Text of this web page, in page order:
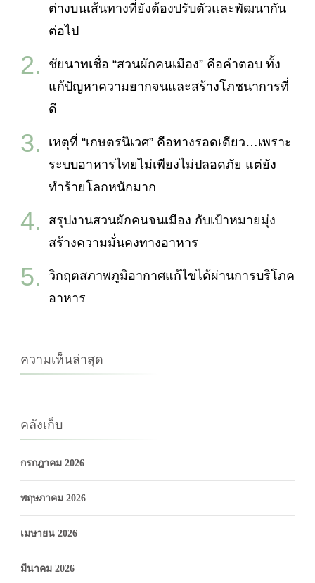
ต่างบนเส้นทางที่ยังต้องปรับตัวและพัฒนากัน
ต่อไป
ชัยนาทเชื่อ “สวนผักคนเมือง” คือคำตอบ ทั้ง
แก้ปัญหาความยากจนและสร้างโภชนาการที่
ดี
เหตุที่ “เกษตรนิเวศ” คือทางรอดเดียว…เพราะ
ระบบอาหารไทยไม่เพียงไม่ปลอดภัย แต่ยัง
ทำร้ายโลกหนักมาก
สรุปงานสวนผักคนจนเมือง กับเป้าหมายมุ่ง
สร้างความมั่นคงทางอาหาร
วิกฤตสภาพภูมิอากาศแก้ไขได้ผ่านการบริโภค
อาหาร
ความเห็นล่าสุด
คลังเก็บ
กรกฎาคม 2026
พฤษภาคม 2026
เมษายน 2026
มีนาคม 2026